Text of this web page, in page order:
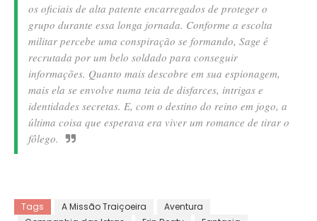
os oficiais de alta patente encarregados de proteger o
grupo durante essa longa jornada. Conforme a escolta
militar percebe uma conspiração se formando, Sage é
recrutada por um belo soldado para conseguir
informações. Quanto mais descobre em sua espionagem,
mais ela se envolve numa teia de disfarces, intrigas e
identidades secretas. E, com o destino do reino em jogo, a
última coisa que esperava era viver um romance de tirar o
fôlego.
Tags A Missão Traiçoeira
Aventura